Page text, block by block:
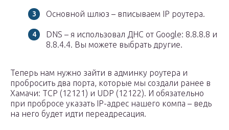
Основной шлюз – вписываем IP роутера.
DNS – я использовал ДНС от Google: 8.8.8.8 и
8.8.4.4. Вы можете выбрать другие.
Теперь нам нужно зайти в админку роутера и
пробросить два порта, которые мы создали ранее в
Хамачи: TCP (12121) и UDP (12122). И обязательно
при пробросе указать IP-адрес нашего компа – ведь
на него будет идти переадресация.